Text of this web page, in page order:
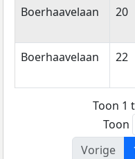
Boerhaavelaan 20
Boerhaavelaan 22
Toon 1
Toon
Vorige